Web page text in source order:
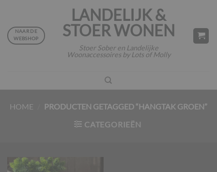
inhoud
LANDELIJK &
STOER WONEN
Stoer Sober en Landelijke
Woonaccessoires by Lots of Molly
NAAR DE
WEBSHOP
HOME
PRODUCTEN GETAGGED “HANGTAK GROEN”
CATEGORIEËN